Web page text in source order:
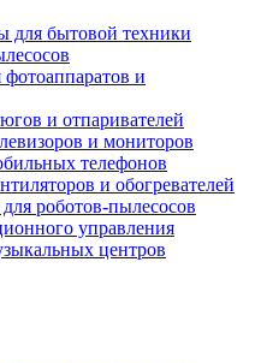
для бытовой техники
и
и отпаривателей
и мониторов
телефонов
и обогревателей
роботов-пылесосов
управления
центров